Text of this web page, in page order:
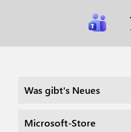
Was gibt's Neues
Microsoft-Store